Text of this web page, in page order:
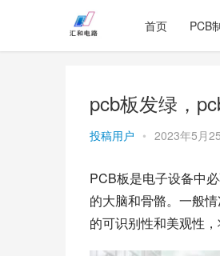
首页 PCB
pcb板发绿，
投稿用户 • 2023年5月
PCB板是电子设备中
的大脑和骨骼。一般
的可识别性和美观性，